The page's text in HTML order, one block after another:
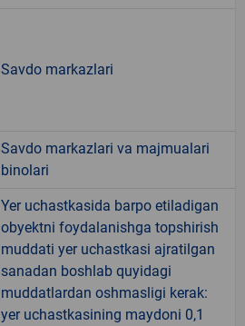
Savdo markazlari
Savdo markazlari va majmualari
binolari
Yer uchastkasida barpo etiladigan
obyektni foydalanishga topshirish
muddati yer uchastkasi ajratilgan
sanadan boshlab quyidagi
muddatlardan oshmasligi kerak:
yer uchastkasining maydoni 0,1